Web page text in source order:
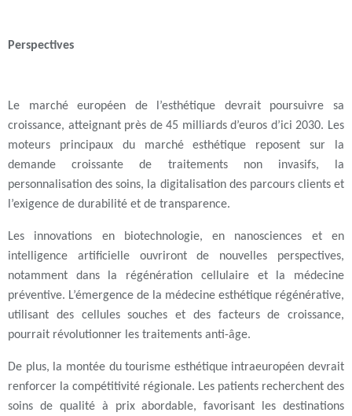
Perspectives
Le marché européen de l’esthétique devrait poursuivre sa
croissance, atteignant près de 45 milliards d’euros d’ici 2030. Les
moteurs principaux du marché esthétique reposent sur la
demande croissante de traitements non invasifs, la
personnalisation des soins, la digitalisation des parcours clientset
l’exigence de durabilité et de transparence.
Les innovations en biotechnologie, en nanosciences et en
intelligence artificielle ouvriront de nouvelles perspectives,
notamment dans la régénération cellulaire et la médecine
préventive. L’émergence de la médecine esthétique régénérative,
utilisant des cellules souches et des facteurs de croissance,
pourrait révolutionner les traitements anti-âge.
De plus, la montée du tourisme esthétique intraeuropéen devrait
renforcer la compétitivité régionale. Les patients recherchent des
soins de qualité à prix abordable, favorisant les destinations